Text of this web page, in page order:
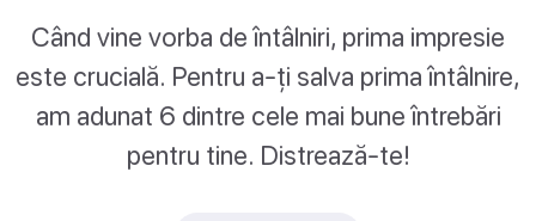
Când vine vorba de întâlniri, prima impresie
este crucială. Pentru a-ți salva prima întâlnire,
am adunat 6 dintre cele mai bune întrebări
pentru tine. Distrează-te!